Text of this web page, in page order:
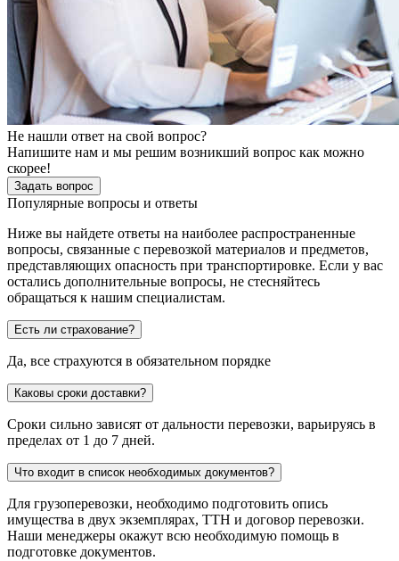
Не нашли ответ на свой вопрос?
Напишите нам и мы решим возникший вопрос как можно
скорее!
Задать вопрос
Популярные вопросы и ответы
Ниже вы найдете ответы на наиболее распространенные
вопросы, связанные с перевозкой материалов и предметов,
представляющих опасность при транспортировке. Если у вас
остались дополнительные вопросы, не стесняйтесь
обращаться к нашим специалистам.
Есть ли страхование?
Да, все страхуются в обязательном порядке
Каковы сроки доставки?
Сроки сильно зависят от дальности перевозки, варьируясь в
пределах от 1 до 7 дней.
Что входит в список необходимых документов?
Для грузоперевозки, необходимо подготовить опись
имущества в двух экземплярах, ТТН и договор перевозки.
Наши менеджеры окажут всю необходимую помощь в
подготовке документов.